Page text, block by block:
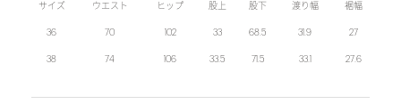
サイズ ウエスト ヒップ 股上 股下 渡り幅 裾幅
36 70 102 33 68.5 31.9 27
38 74 106 33.5 71.5 33.1 27.6